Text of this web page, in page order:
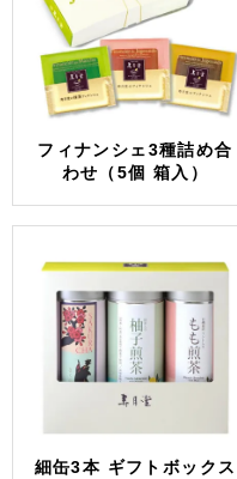
フィナンシェ3種詰め合
わせ（5個 箱入）
細缶3本 ギフトボックス